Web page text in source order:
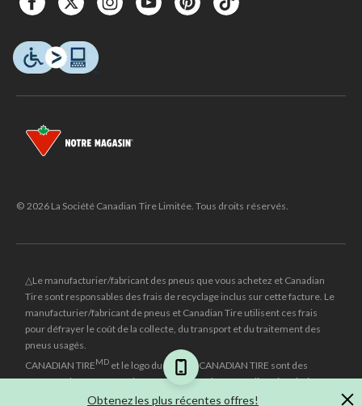
Obtenez les plus récentes offres!
© 2026 La Société Canadian Tire Limitée. Tous droits réservés.
△Le manufacturier/fabricant des pneus que vous achetez et Canadian
Tire sont responsables des frais de recyclage inclus sur cette facture. Le
manufacturier/fabricant de pneus et Canadian Tire utilisent ces frais
pour défrayer le coût de la collecte, du transport et du traitement des
pneus usagés.
CANADIAN TIREMD et le logo du triangle CANADIAN TIRE sont des
marques de commerce déposées de la Société Canadian Tire Limitée.